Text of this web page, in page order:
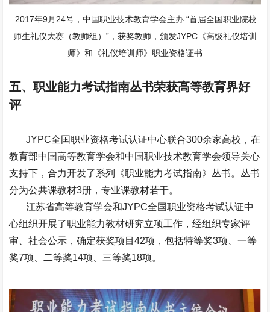
2017年9月24号，中国职业技术教育学会主办 “首届全国职业院校
师生礼仪大赛（教师组）”，获奖教师，颁发JYPC《高级礼仪培训
师》和《礼仪培训师》职业资格证书
五、职业能力考试指南丛书荣获高等教育界好
评
JYPC全国职业资格考试认证中心联合300余家高校，在
教育部中国高等教育学会和中国职业技术教育学会领导关心
支持下，合力开发了系列《职业能力考试指南》丛书。丛书
分为公共课教材3册，专业课教材若干。
江苏省高等教育学会和JYPC全国职业资格考试认证中
心组织开展了职业能力教材研究立项工作，经组织专家评
审、社会公示，确定获奖项目42项，包括特等奖3项、一等
奖7项、二等奖14项、三等奖18项。